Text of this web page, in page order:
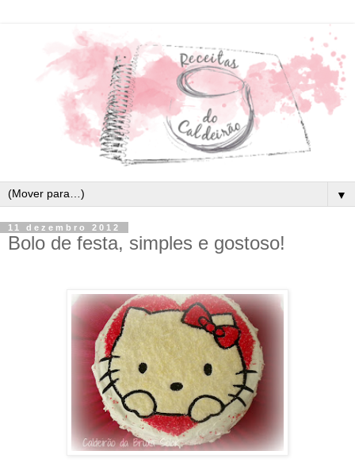
▼
11 dezembro 2012
Bolo de festa, simples e gostoso!